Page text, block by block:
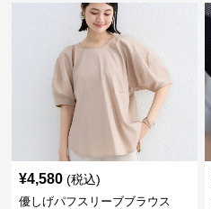
¥4,580 (税込)
優しげパフスリーブブラウス